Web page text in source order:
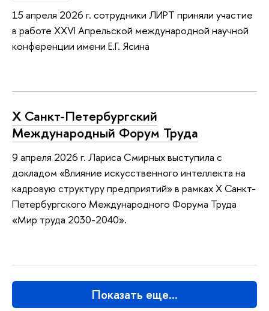
15 апреля 2026 г. сотрудники ЛИРТ приняли участие
в работе XXVI Апрельской международной научной
конференции имени Е.Г. Ясина
X Санкт-Петербургский
Международный Форум Труда
9 апреля 2026 г. Лариса Смирных выступила с
докладом «Влияние искусственного интеллекта на
кадровую структуру предприятий» в рамках X Санкт-
Петербургского Международного Форума Труда
«Мир труда 2030-2040».
Показать еще…